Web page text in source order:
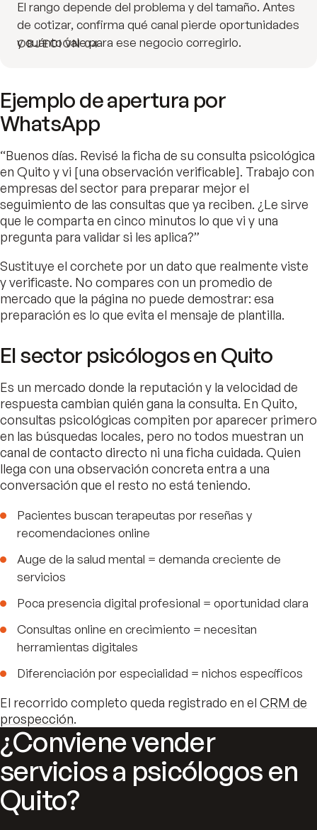
OBJECIÓN 04
El rango depende del problema y del tamaño. Antes
de cotizar, confirma qué canal pierde oportunidades
y cuánto vale para ese negocio corregirlo.
Ejemplo de apertura por
WhatsApp
“Buenos días. Revisé la ficha de su consulta psicológica
en Quito y vi [una observación verificable]. Trabajo con
empresas del sector para preparar mejor el
seguimiento de las consultas que ya reciben. ¿Le sirve
que le comparta en cinco minutos lo que vi y una
pregunta para validar si les aplica?”
Sustituye el corchete por un dato que realmente viste
y verificaste. No compares con un promedio de
mercado que la página no puede demostrar: esa
preparación es lo que evita el mensaje de plantilla.
El sector psicólogos en Quito
Es un mercado donde la reputación y la velocidad de
respuesta cambian quién gana la consulta. En Quito,
consultas psicológicas compiten por aparecer primero
en las búsquedas locales, pero no todos muestran un
canal de contacto directo ni una ficha cuidada. Quien
llega con una observación concreta entra a una
conversación que el resto no está teniendo.
Pacientes buscan terapeutas por reseñas y
recomendaciones online
Auge de la salud mental = demanda creciente de
servicios
Poca presencia digital profesional = oportunidad clara
Consultas online en crecimiento = necesitan
herramientas digitales
Diferenciación por especialidad = nichos específicos
El recorrido completo queda registrado en el CRM de
prospección.
¿Conviene vender
servicios a psicólogos en
Quito?